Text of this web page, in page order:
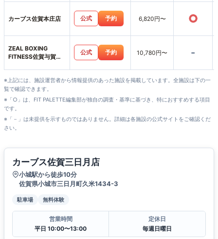
カーブス佐賀本庄店 公式 予約 6,820円〜 ○
ZEAL BOXING
FITNESS佐賀与賀町
公式 予約 10,780円〜 -
※上記には、施設運営者から情報提供のあった施設を掲載しています。全施設は下の一
覧で確認できます。
※「○」は、FIT PALETTE編集部が独自の調査・基準に基づき、特におすすめする項目
です。
※「－」は未提供を示すものではありません。詳細は各施設の公式サイトをご確認くだ
さい。
カーブス佐賀三日月店
小城駅から徒歩10分
佐賀県小城市三日月町久米1434-3
駐車場 無料体験
営業時間
平日 10:00〜13:00
定休日
毎週日曜日